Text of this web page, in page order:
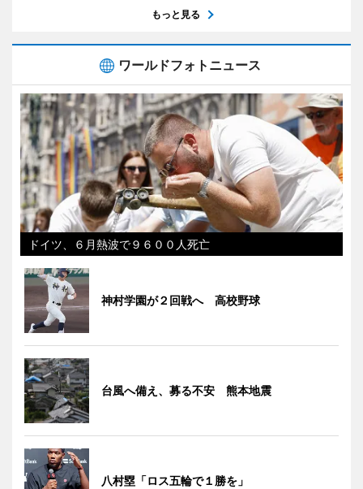
もっと見る
ワールドフォトニュース
ドイツ、６月熱波で９６００人死亡
神村学園が２回戦へ 高校野球
台風へ備え、募る不安 熊本地震
八村塁「ロス五輪で１勝を」